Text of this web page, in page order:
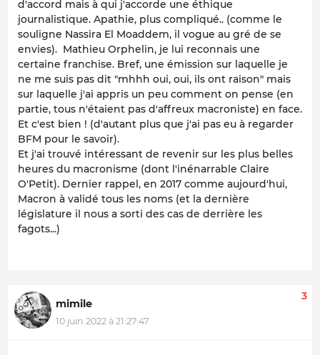
d'accord mais à qui j'accorde une éthique
journalistique. Apathie, plus compliqué.. (comme le
souligne Nassira El Moaddem, il vogue au gré de se
envies). Mathieu Orphelin, je lui reconnais une
certaine franchise. Bref, une émission sur laquelle je
ne me suis pas dit "mhhh oui, oui, ils ont raison" mais
sur laquelle j'ai appris un peu comment on pense (en
partie, tous n'étaient pas d'affreux macroniste) en face.
Et c'est bien ! (d'autant plus que j'ai pas eu à regarder
BFM pour le savoir).
Et j'ai trouvé intéressant de revenir sur les plus belles
heures du macronisme (dont l'inénarrable Claire
O'Petit). Dernier rappel, en 2017 comme aujourd'hui,
Macron à validé tous les noms (et la dernière
législature il nous a sorti des cas de derrière les
fagots...)
mimile
10 juin 2022 à 21:27:47
3